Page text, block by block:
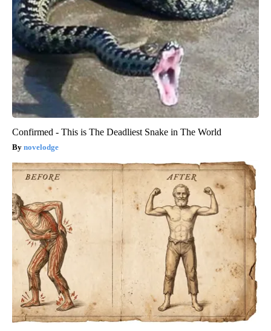
Confirmed - This is The Deadliest Snake in The World
novelodge